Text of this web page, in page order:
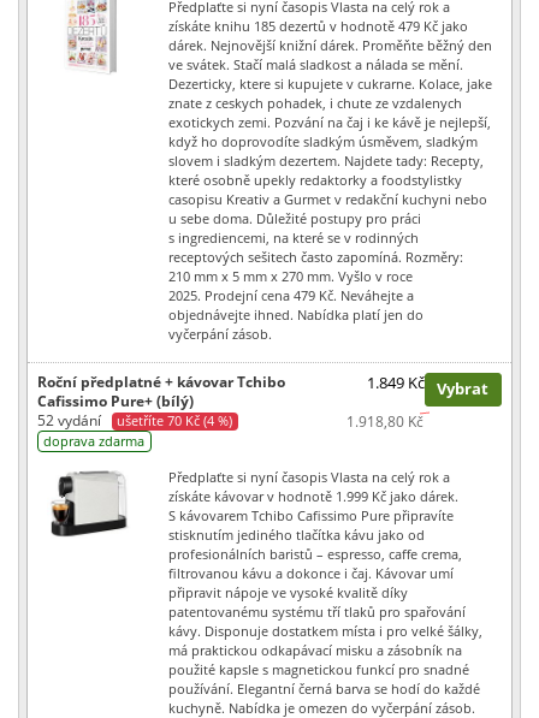
Předplaťte si nyní časopis Vlasta na celý rok a
získáte knihu 185 dezertů v hodnotě 479 Kč jako
dárek. Nejnovější knižní dárek. Proměňte běžný den
ve svátek. Stačí malá sladkost a nálada se mění.
Dezerticky, ktere si kupujete v cukrarne. Kolace, jake
znate z ceskych pohadek, i chute ze vzdalenych
exotickych zemi. Pozvání na čaj i ke kávě je nejlepší,
když ho doprovodíte sladkým úsměvem, sladkým
slovem i sladkým dezertem. Najdete tady: Recepty,
které osobně upekly redaktorky a foodstylistky
casopisu Kreativ a Gurmet v redakční kuchyni nebo
u sebe doma. Důležité postupy pro práci
s ingrediencemi, na které se v rodinných
receptových sešitech často zapomíná. Rozměry:
210 mm x 5 mm x 270 mm. Vyšlo v roce
2025. Prodejní cena 479 Kč. Neváhejte a
objednávejte ihned. Nabídka platí jen do
vyčerpání zásob.
Roční předplatné + kávovar Tchibo
Cafissimo Pure+ (bílý)
52 vydání
ušetříte 70 Kč (4 %)
doprava zdarma
1.849 Kč
1.918,80 Kč
Vybrat
Předplaťte si nyní časopis Vlasta na celý rok a
získáte kávovar v hodnotě 1.999 Kč jako dárek.
S kávovarem Tchibo Cafissimo Pure připravíte
stisknutím jediného tlačítka kávu jako od
profesionálních baristů – espresso, caffe crema,
filtrovanou kávu a dokonce i čaj. Kávovar umí
připravit nápoje ve vysoké kvalitě díky
patentovanému systému tří tlaků pro spařování
kávy. Disponuje dostatkem místa i pro velké šálky,
má praktickou odkapávací misku a zásobník na
použité kapsle s magnetickou funkcí pro snadné
používání. Elegantní černá barva se hodí do každé
kuchyně. Nabídka je omezen do vyčerpání zásob.